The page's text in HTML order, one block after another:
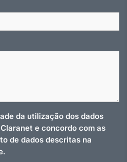
da utilização dos dados
e concordo com as
de dados descritas na